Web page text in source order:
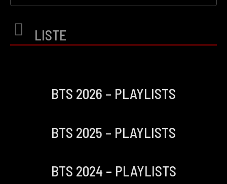
LISTE
BTS 2026 – PLAYLISTS
BTS 2025 – PLAYLISTS
BTS 2024 – PLAYLISTS